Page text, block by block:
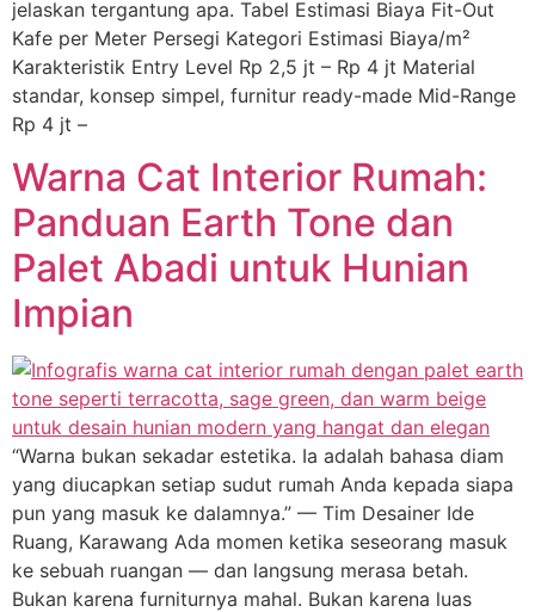
jelaskan tergantung apa. Tabel Estimasi Biaya Fit-Out
Kafe per Meter Persegi Kategori Estimasi Biaya/m²
Karakteristik Entry Level Rp 2,5 jt – Rp 4 jt Material
standar, konsep simpel, furnitur ready-made Mid-Range
Rp 4 jt –
Warna Cat Interior Rumah:
Panduan Earth Tone dan
Palet Abadi untuk Hunian
Impian
“Warna bukan sekadar estetika. Ia adalah bahasa diam
yang diucapkan setiap sudut rumah Anda kepada siapa
pun yang masuk ke dalamnya.” — Tim Desainer Ide
Ruang, Karawang Ada momen ketika seseorang masuk
ke sebuah ruangan — dan langsung merasa betah.
Bukan karena furniturnya mahal. Bukan karena luas